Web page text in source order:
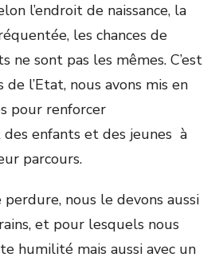
l’endroit de naissance, la
les chances de
ne sont pas les mêmes. C’est
l’Etat, nous avons mis en
pour renforcer
des enfants et des jeunes à
parcours.
nous le devons aussi
et pour lesquels nous
humilité mais aussi avec un